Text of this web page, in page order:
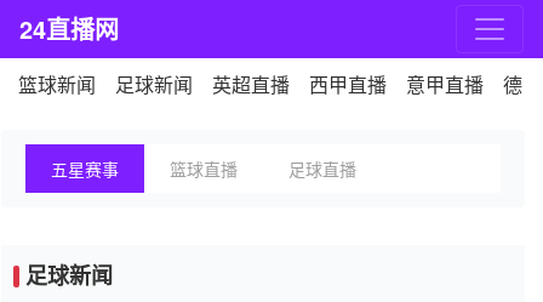
24直播网
篮球新闻 足球新闻 英超直播 西甲直播 意甲直播 德
五星赛事 篮球直播 足球直播
足球新闻